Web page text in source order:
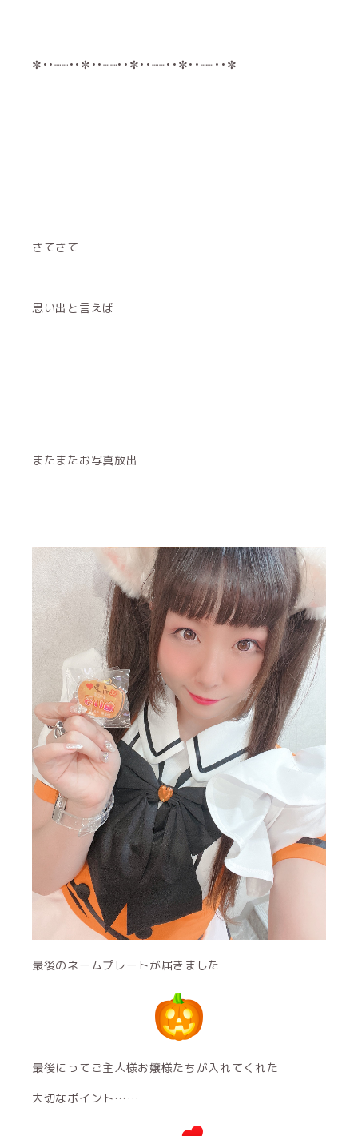
✼••┈┈••✼••┈┈••✼••┈┈••✼••┈┈••✼
さてさて
思い出と言えば
またまたお写真放出
最後のネームプレートが届きました
最後にってご主人様お嬢様たちが入れてくれた
大切なポイント……